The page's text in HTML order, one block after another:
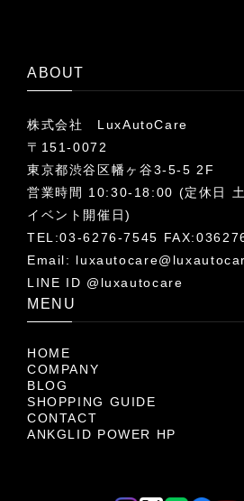
ABOUT
株式会社 LuxAutoCare
〒151-0072
東京都渋谷区幡ヶ谷3-5-5 2F
営業時間 10:30-18:00 (定休日 土
イベント開催日)
TEL:03-6276-7545
Email:
LINE ID @luxautocare
MENU
HOME
COMPANY
BLOG
SHOPPING GUIDE
CONTACT
ANKGLID POWER HP